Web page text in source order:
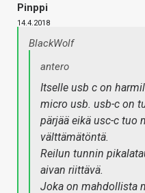
Pinppi
14.4.2018
BlackWolf
antero
Itselle usb c on
micro usb. usb-c on
pärjää eikä usc-c tuo
välttämätöntä.
Reilun tunnin
aivan riittävä.
Joka on mahdollista